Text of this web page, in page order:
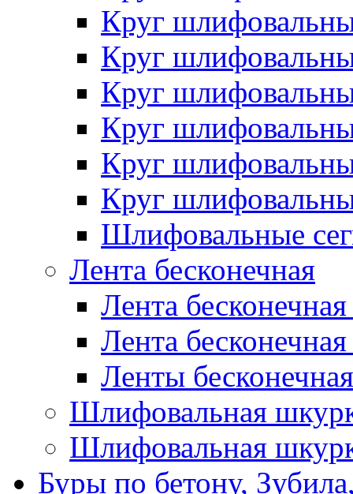
Круг
Круг
Круг
Круг
Круг
Круг
Шлифовальные
Лента бесконечная
Лента
Лента
Ленты
Шлифовальная
Шлифовальная
Буры по бетону,